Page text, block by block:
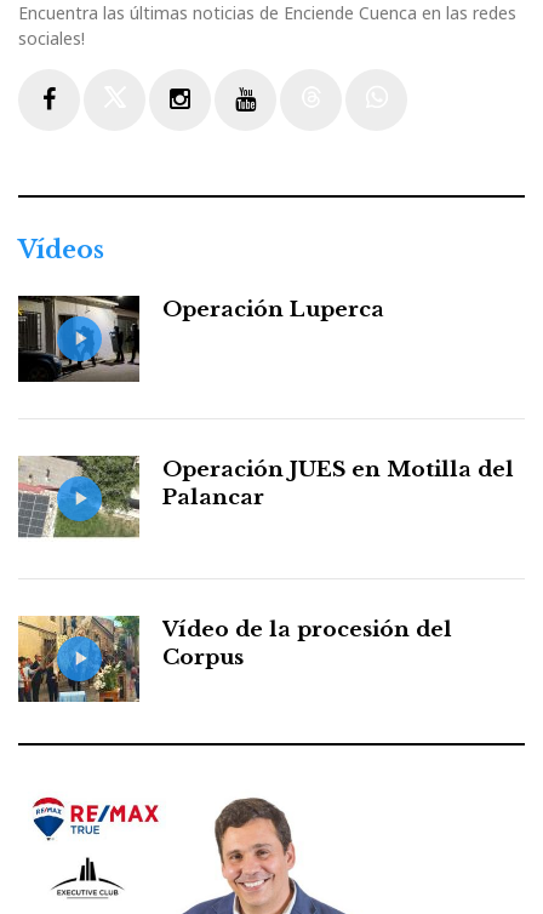
Encuentra las últimas noticias de Enciende Cuenca en las redes
sociales!
Vídeos
Operación Luperca
Operación JUES en Motilla del
Palancar
Vídeo de la procesión del
Corpus